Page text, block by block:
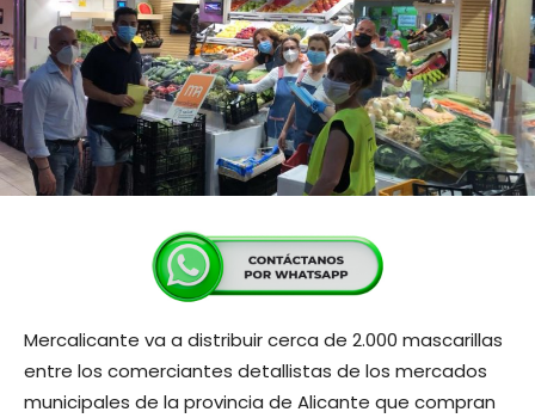
Mercalicante va a distribuir cerca de 2.000 mascarillas
entre los comerciantes detallistas de los mercados
municipales de la provincia de Alicante que compran